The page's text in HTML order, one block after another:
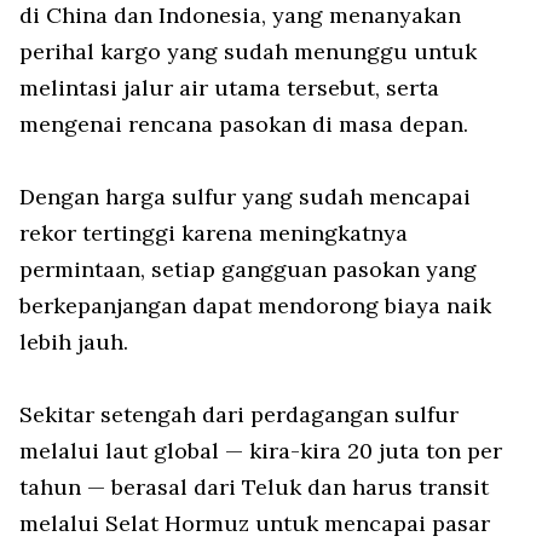
di China dan Indonesia, yang menanyakan
perihal kargo yang sudah menunggu untuk
melintasi jalur air utama tersebut, serta
mengenai rencana pasokan di masa depan.
Dengan harga sulfur yang sudah mencapai
rekor tertinggi karena meningkatnya
permintaan, setiap gangguan pasokan yang
berkepanjangan dapat mendorong biaya naik
lebih jauh.
Sekitar setengah dari perdagangan sulfur
melalui laut global — kira-kira 20 juta ton per
tahun — berasal dari Teluk dan harus transit
melalui Selat Hormuz untuk mencapai pasar